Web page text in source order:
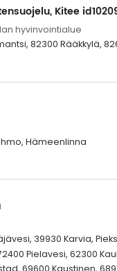
Kitee
hyvinvointialue
82300 Rääkkylä,
Hämeenlinna
39930 Karvia,
Pielavesi, 62300
69600 Kaustinen,